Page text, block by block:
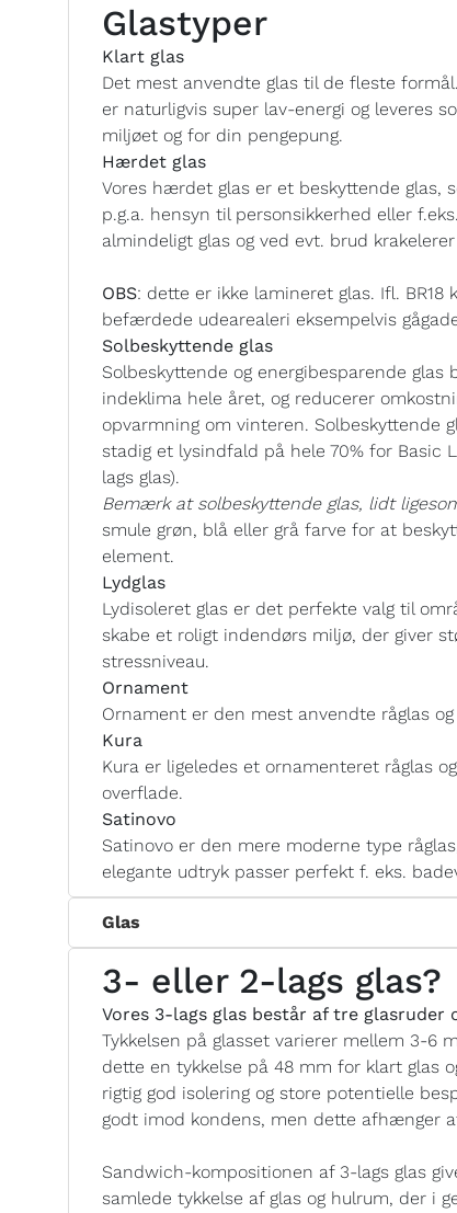
Glastyper
Klart glas
Det mest anvendte glas til de fleste
er naturligvis super lav-energi og leveres
miljøet og for din pengepung.
Hærdet glas
Vores hærdet glas er et beskyttende glas,
p.g.a. hensyn til personsikkerhed eller
almindeligt glas og ved evt. brud
OBS: dette er ikke lamineret glas. Ifl.
befærdede udearealeri eksempelvis
Solbeskyttende glas
Solbeskyttende og energibesparende glas
indeklima hele året, og reducerer
opvarmning om vinteren. Solbeskyttende
stadig et lysindfald på hele 70% for Basic
lags glas).
Bemærk at solbeskyttende glas, lidt
smule grøn, blå eller grå farve for at
element.
Lydglas
Lydisoleret glas er det perfekte valg til
skabe et roligt indendørs miljø, der giver
stressniveau.
Ornament
Ornament er den mest anvendte råglas
Kura
Kura er ligeledes et ornamenteret råglas
overflade.
Satinovo
Satinovo er den mere moderne type
elegante udtryk passer perfekt f. eks.
Glas
3- eller 2-lags glas?
Vores 3-lags glas består af tre glasruder
Tykkelsen på glasset varierer mellem 3-6
dette en tykkelse på 48 mm for klart glas
rigtig god isolering og store potentielle
godt imod kondens, men dette afhænger
Sandwich-kompositionen af 3-lags glas
samlede tykkelse af glas og hulrum, der i